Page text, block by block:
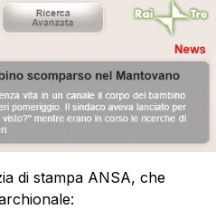
di stampa ANSA, che